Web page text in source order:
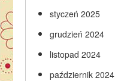
styczeń 2025
grudzień 2024
listopad 2024
październik 2024